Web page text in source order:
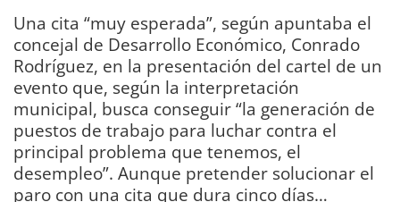
Una cita “muy esperada”, según apuntaba el
concejal de Desarrollo Económico, Conrado
Rodríguez, en la presentación del cartel de un
evento que, según la interpretación
municipal, busca conseguir “la generación de
puestos de trabajo para luchar contra el
principal problema que tenemos, el
desempleo”. Aunque pretender solucionar el
paro con una cita que dura cinco días…